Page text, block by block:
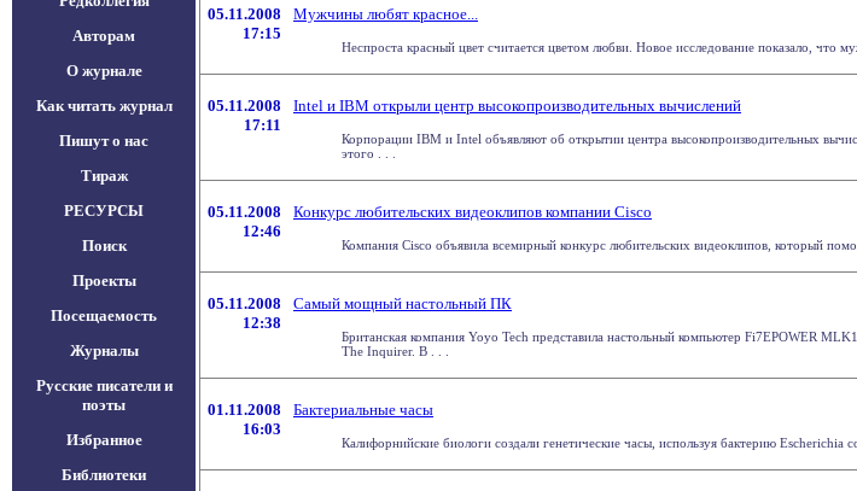
Авторам
О журнале
Как читать журнал
Пишут о нас
Тираж
РЕСУРСЫ
Поиск
Проекты
Посещаемость
Журналы
Русские писатели и
поэты
Избранное
Библиотеки
05.11.2008
17:15
Мужчины любят красное...
Неспроста красный цвет считается цветом любви. Новое исследование показало, что
05.11.2008
17:11
Intel и IBM открыли центр высокопроизводительных вычислений
Корпорации IBM и Intel объявляют об открытии центра высокопроизводительных
этого . . .
05.11.2008
12:46
Конкурс любительских видеоклипов компании Cisco
Компания Cisco объявила всемирный конкурс любительских видеоклипов, который
05.11.2008
12:38
Самый мощный настольный ПК
Британская компания Yoyo Tech представила настольный компьютер Fi7EPOWER
The Inquirer. В . . .
01.11.2008
16:03
Бактериальные часы
Калифорнийские биологи создали генетические часы, используя бактерию Escherichia